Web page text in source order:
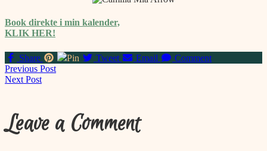
Book direkte i min kalender,
KLIK HER!
Share Pin Tweet Email Comment
Navigation
til
indlæg
Previous Post
Next Post
Leave a Comment